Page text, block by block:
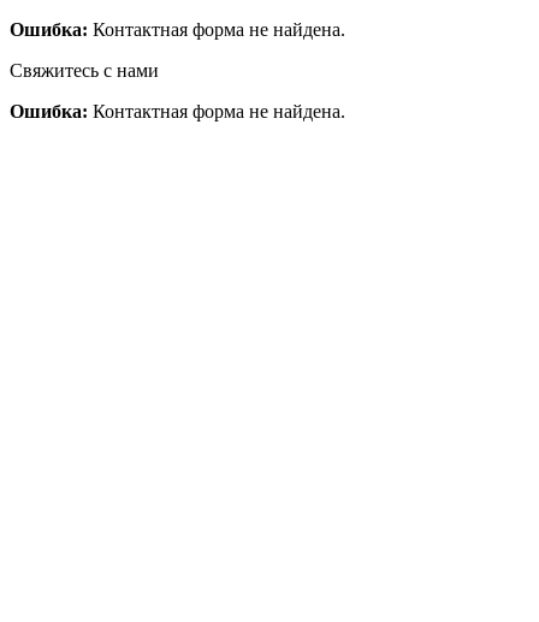
Ошибка: Контактная форма не найдена.
Свяжитесь с нами
Ошибка: Контактная форма не найдена.